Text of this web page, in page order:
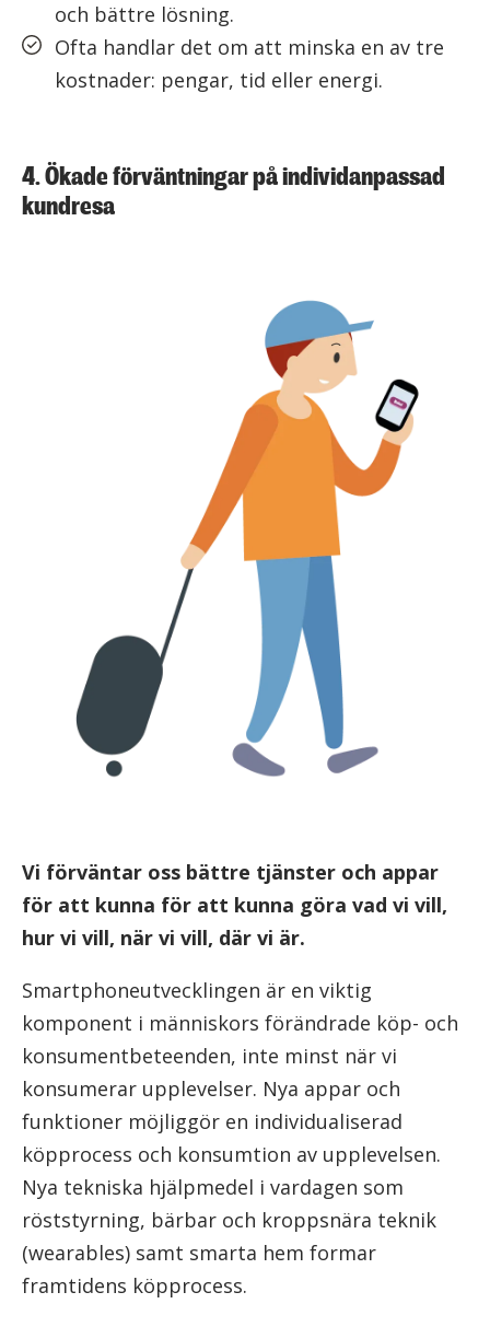
och bättre lösning.
Ofta handlar det om att minska en av tre
kostnader: pengar, tid eller energi.
4. Ökade förväntningar på individanpassad
kundresa
Vi förväntar oss bättre tjänster och appar
för att kunna för att kunna göra vad vi vill,
hur vi vill, när vi vill, där vi är.
Smartphoneutvecklingen är en viktig
komponent i människors förändrade köp- och
konsumentbeteenden, inte minst när vi
konsumerar upplevelser. Nya appar och
funktioner möjliggör en individualiserad
köpprocess och konsumtion av upplevelsen.
Nya tekniska hjälpmedel i vardagen som
röststyrning, bärbar och kroppsnära teknik
(wearables) samt smarta hem formar
framtidens köpprocess.